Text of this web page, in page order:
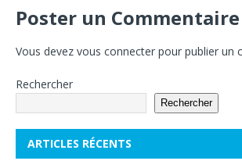
Poster un Commentaire
Vous devez vous connecter pour publier un
Rechercher
Rechercher
ARTICLES RÉCENTS